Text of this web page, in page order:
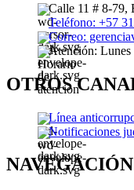
Calle 11 # 8-79,
Teléfono: +57
Correo:
Atención: Lunes
OTROS
Línea
Notificaciones
NAVEGACIÓN